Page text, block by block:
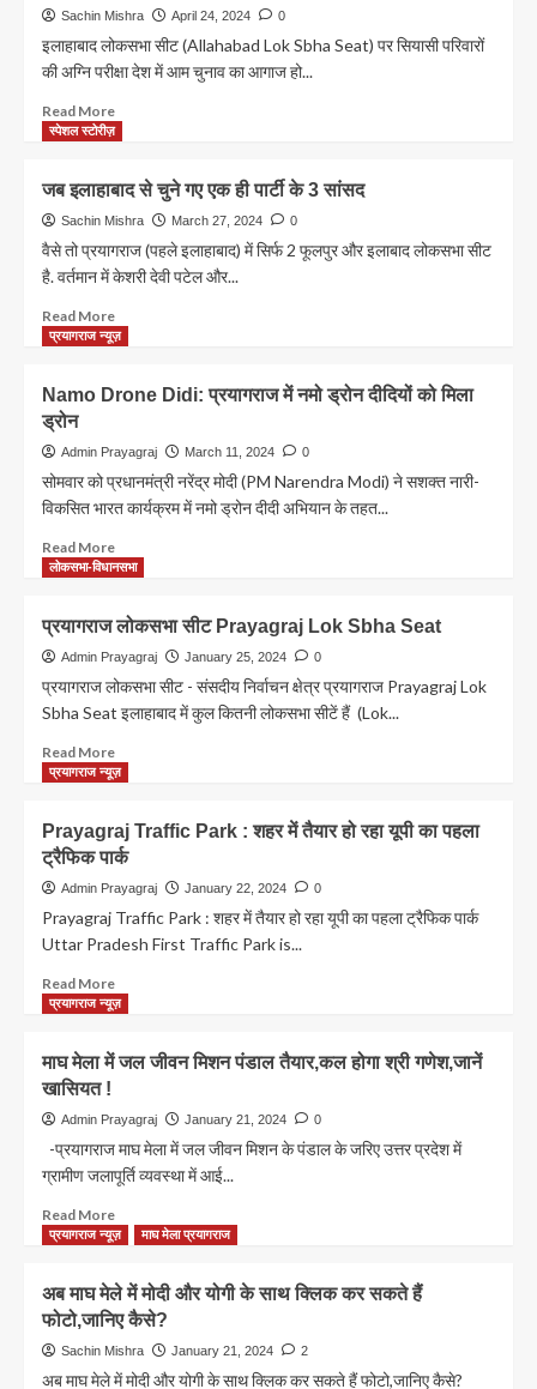
लोकसभा
इन
पर
चला
है
Sachin Mishra April 24, 2024 0
इलाहाबाद लोकसभा सीट (Allahabad Lok Sbha Seat) पर सियासी परिवारों
की अग्नि परीक्षा देश में आम चुनाव का आगाज हो...
Read MoreRead
more
Sbha
Chunav:इलाहाबाद
लोकसभा
सीट
सियासी
परिवारों
परीक्षा
स्पेशल स्टोरीज़
जब इलाहाबाद से चुने गए एक ही पार्टी के 3 सांसद
Sachin Mishra March 27, 2024 0
वैसे तो प्रयागराज (पहले इलाहाबाद) में सिर्फ 2 फूलपुर और इलाबाद लोकसभा सीट
है. वर्तमान में केशरी देवी पटेल और...
Read MoreRead
more
इलाहाबाद
चुने
एक
ही
के
प्रयागराज न्यूज़
Namo Drone Didi: प्रयागराज में नमो ड्रोन दीदियों को मिला
ड्रोन
Admin Prayagraj March 11, 2024 0
सोमवार को प्रधानमंत्री नरेंद्र मोदी (PM Narendra Modi) ने सशक्त नारी-
विकसित भारत कार्यक्रम में नमो ड्रोन दीदी अभियान के तहत...
Read MoreRead
more
Namo
Drone
Didi:
प्रयागराज
नमो
ड्रोन
दीदियों
ड्रोन
लोकसभा-विधानसभा
प्रयागराज लोकसभा सीट Prayagraj Lok Sbha Seat
Admin Prayagraj January 25, 2024 0
प्रयागराज लोकसभा सीट - संसदीय निर्वाचन क्षेत्र प्रयागराज Prayagraj Lok
Sbha Seat इलाहाबाद में कुल कितनी लोकसभा सीटें हैं (Lok...
Read MoreRead
more
लोकसभा
सीट
Prayagraj
Seat
प्रयागराज न्यूज़
Prayagraj Traffic Park : शहर में तैयार हो रहा यूपी का पहला
ट्रैफिक पार्क
Admin Prayagraj January 22, 2024 0
Prayagraj Traffic Park : शहर में तैयार हो रहा यूपी का पहला ट्रैफिक पार्क
Uttar Pradesh First Traffic Park is...
Read MoreRead
more
Prayagraj
Traffic
:
तैयार
रहा
पहला
ट्रैफिक
पार्क
प्रयागराज न्यूज़
माघ मेला में जल जीवन मिशन पंडाल तैयार,कल होगा श्री गणेश,जानें
खासियत !
Admin Prayagraj January 21, 2024 0
-प्रयागराज माघ मेला में जल जीवन मिशन के पंडाल के जरिए उत्तर प्रदेश में
ग्रामीण जलापूर्ति व्यवस्था में आई...
Read MoreRead
more
माघ
मेला
में
जल
जीवन
प्रयागराज न्यूज़ माघ मेला प्रयागराज
अब माघ मेले में मोदी और योगी के साथ क्लिक कर सकते हैं
फोटो,जानिए कैसे?
Sachin Mishra January 21, 2024 2
अब माघ मेले में मोदी और योगी के साथ क्लिक कर सकते हैं फोटो,जानिए कैसे?